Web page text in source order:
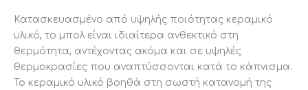
Κατασκευασμένο από υψηλής ποιότητας κεραμικό
υλικό, το μπολ είναι ιδιαίτερα ανθεκτικό στη
θερμότητα, αντέχοντας ακόμα και σε υψηλές
θερμοκρασίες που αναπτύσσονται κατά το κάπνισμα.
Το κεραμικό υλικό βοηθά στη σωστή κατανομή της